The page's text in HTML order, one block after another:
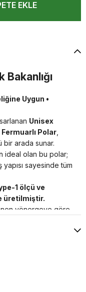
Uygun •
Unisex
Polar
bir arada sunar.
ideal olan bu polar;
sayesinde tüm
1 ölçü ve
üretilmiştir.
yönergeye göre
kullanımına